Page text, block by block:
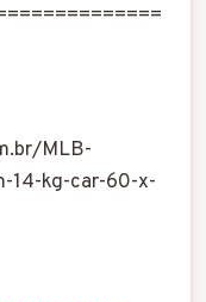
MLB-
14-kg-car-60-x-